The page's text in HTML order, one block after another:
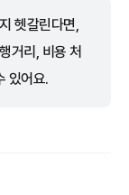
헷갈린다면,
거리, 비용 처
있어요.